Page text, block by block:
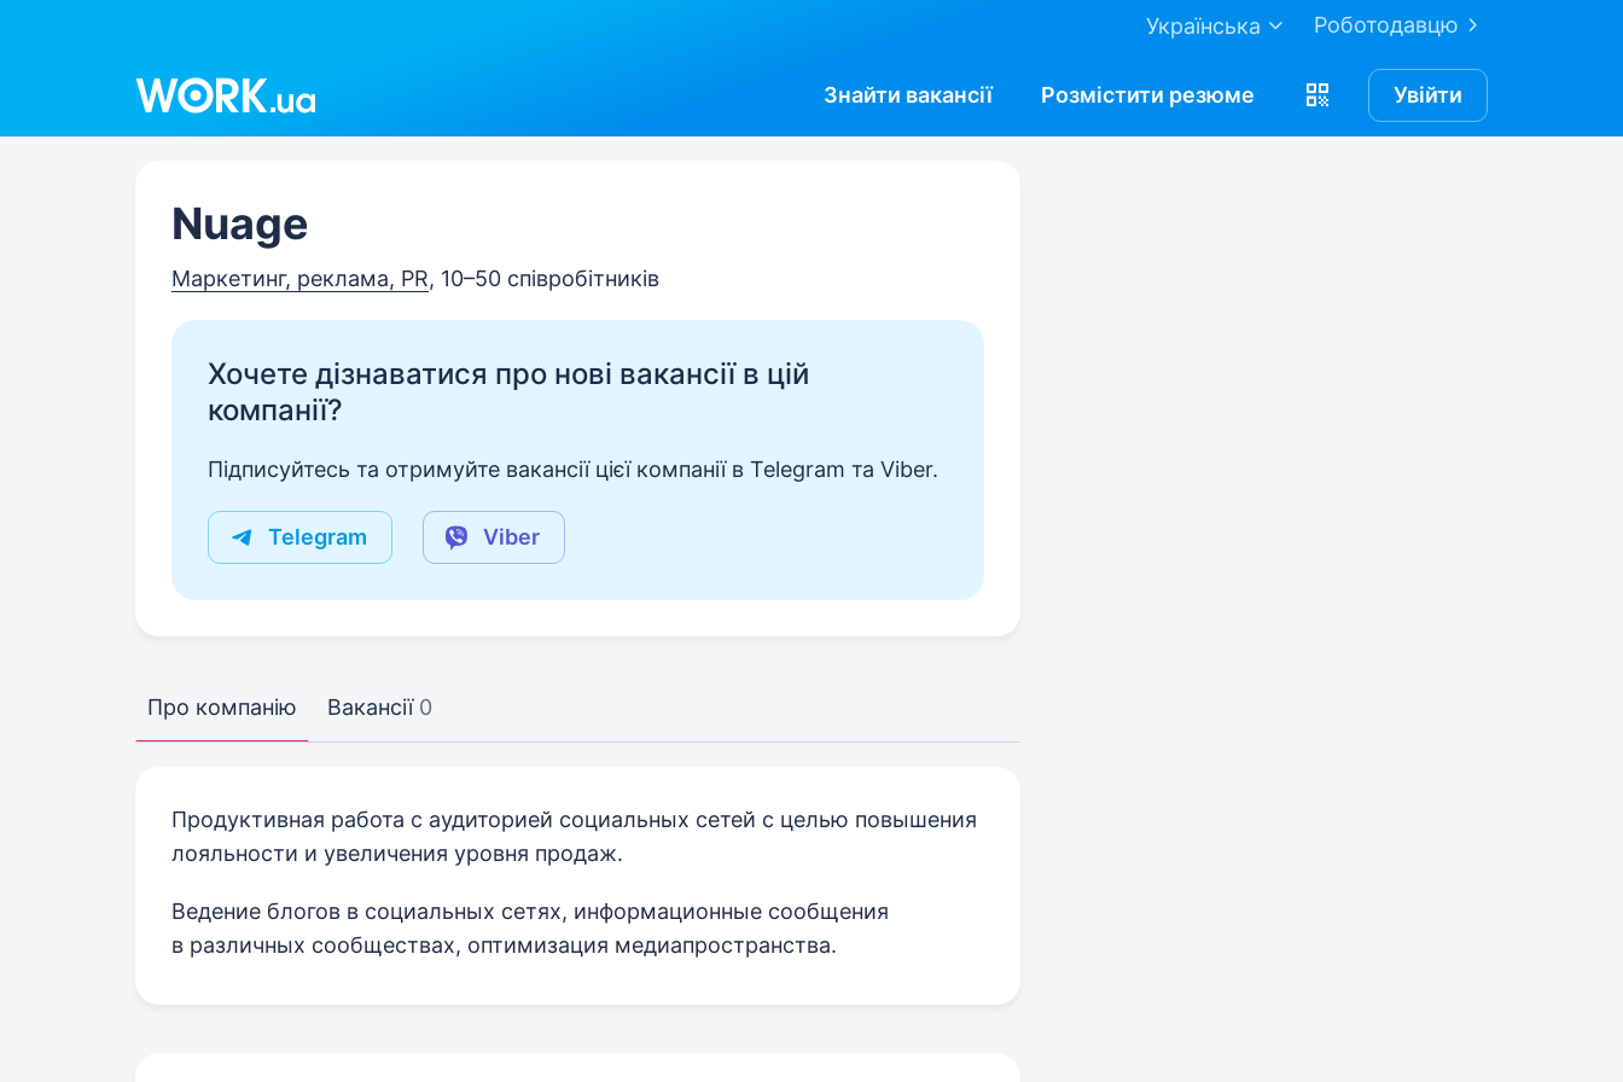
Роботодавцю
Українська
Знайти вакансії Розмістити резюме Увійти
Nuage
Маркетинг, реклама, PR, 10–50 співробітників
Хочете дізнаватися про нові вакансії в цій
компанії?
Підписуйтесь та отримуйте вакансії цієї компанії в Telegram та Viber.
Telegram Viber
Про компанію Вакансії 0
Продуктивная работа с аудиторией социальных сетей с целью повышения
лояльности и увеличения уровня продаж.
Ведение блогов в социальных сетях, информационные сообщения
в различных сообществах, оптимизация медиапространства.